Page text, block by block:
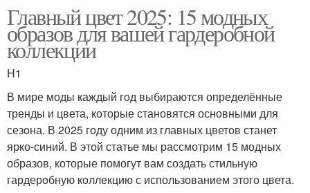
Главный цвет 2025: 15 модных
образов для вашей гардеробной
коллекции
H1
В мире моды каждый год выбираются определённые
тренды и цвета, которые становятся основными для
сезона. В 2025 году одним из главных цветов станет
ярко-синий. В этой статье мы рассмотрим 15 модных
образов, которые помогут вам создать стильную
гардеробную коллекцию с использованием этого цвета.